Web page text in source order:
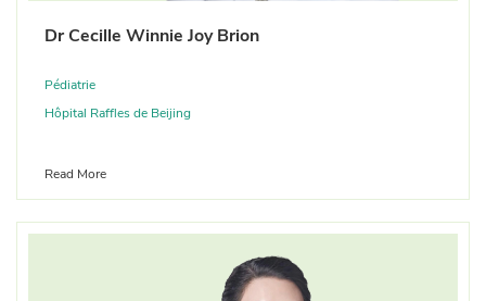
Dr Cecille Winnie Joy Brion
Pédiatrie
Hôpital Raffles de Beijing
Read More